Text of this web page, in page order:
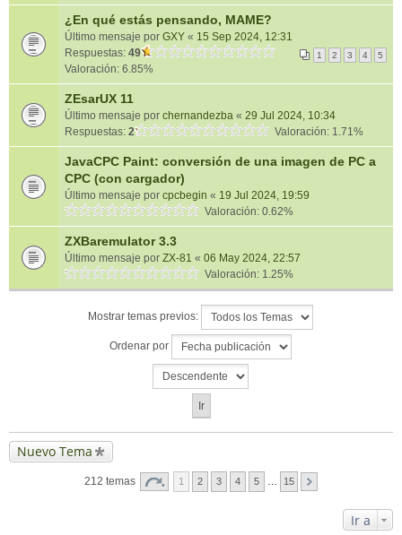
¿En qué estás pensando, MAME?
Último mensaje por GXY « 15 Sep 2024, 12:31
Respuestas: 49 1 2 3 4 5
Valoración: 6.85%
ZEsarUX 11
Último mensaje por chernandezba « 29 Jul 2024, 10:34
Respuestas: 2 Valoración: 1.71%
JavaCPC Paint: conversión de una imagen de PC a
CPC (con cargador)
Último mensaje por cpcbegin « 19 Jul 2024, 19:59
Valoración: 0.62%
ZXBaremulator 3.3
Último mensaje por ZX-81 « 06 May 2024, 22:57
Valoración: 1.25%
Mostrar temas previos:
Ordenar por
Nuevo Tema
212 temas 1 2 3 4 5 15
Ir a